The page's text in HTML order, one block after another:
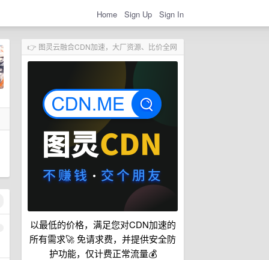
Home Sign Up Sign In
👉 图灵云融合CDN加速，大厂资源、比价全网
以最低的价格，满足您对CDN加速的
所有需求🚀 免请求费，并提供安全防
护功能，仅计费正常流量💰